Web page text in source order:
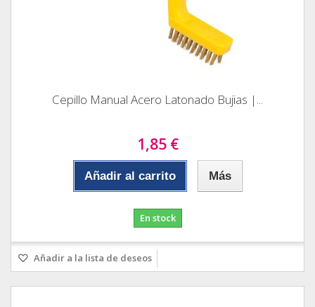
Cepillo Manual Acero Latonado Bujias |...
1,85 €
Añadir al carrito Más
En stock
Añadir a la lista de deseos